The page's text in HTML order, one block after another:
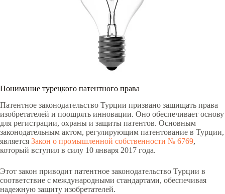
Понимание турецкого патентного права
Патентное законодательство Турции призвано защищать права
изобретателей и поощрять инновации. Оно обеспечивает основу
для регистрации, охраны и защиты патентов. Основным
законодательным актом, регулирующим патентование в Турции,
является Закон о промышленной собственности № 6769,
который вступил в силу 10 января 2017 года.
Этот закон приводит патентное законодательство Турции в
соответствие с международными стандартами, обеспечивая
надежную защиту изобретателей.